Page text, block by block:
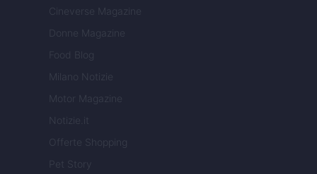
Cineverse Magazine
Donne Magazine
Food Blog
Milano Notizie
Motor Magazine
Notizie.it
Offerte Shopping
Pet Story